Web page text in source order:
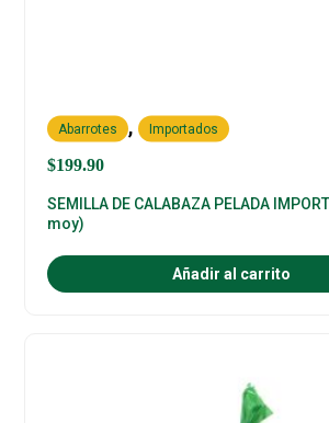
$199.90
Abarrotes , Importados
SEMILLA DE CALABAZA PELADA
moy)
Añadir al carrito